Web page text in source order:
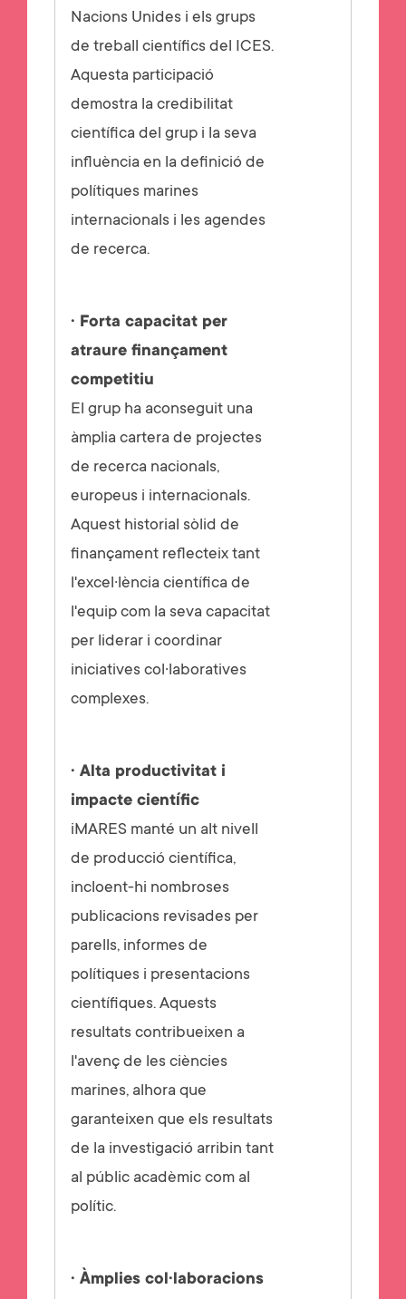
Nacions Unides i els grups
de treball científics del ICES.
Aquesta participació
demostra la credibilitat
científica del grup i la seva
influència en la definició de
polítiques marines
internacionals i les agendes
de recerca.
· Forta capacitat per
atraure finançament
competitiu
El grup ha aconseguit una
àmplia cartera de projectes
de recerca nacionals,
europeus i internacionals.
Aquest historial sòlid de
finançament reflecteix tant
l'excel·lència científica de
l'equip com la seva capacitat
per liderar i coordinar
iniciatives col·laboratives
complexes.
· Alta productivitat i
impacte científic
iMARES manté un alt nivell
de producció científica,
incloent-hi nombroses
publicacions revisades per
parells, informes de
polítiques i presentacions
científiques. Aquests
resultats contribueixen a
l'avenç de les ciències
marines, alhora que
garanteixen que els resultats
de la investigació arribin tant
al públic acadèmic com al
polític.
· Àmplies col·laboracions